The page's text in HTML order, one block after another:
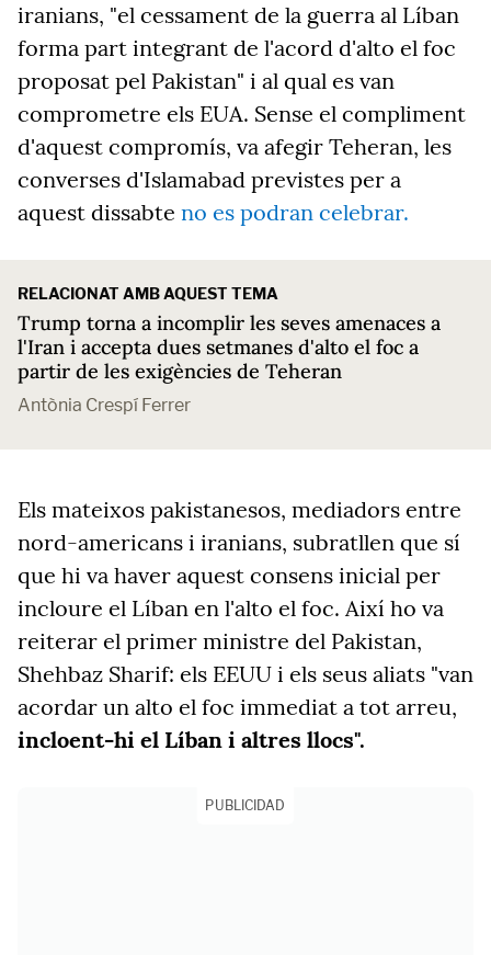
iranians, "el cessament de la guerra al Líban
forma part integrant de l'acord d'alto el foc
proposat pel Pakistan" i al qual es van
comprometre els EUA. Sense el compliment
d'aquest compromís, va afegir Teheran, les
converses d'Islamabad previstes per a
aquest dissabte no es podran celebrar.
RELACIONAT AMB AQUEST TEMA
Trump torna a incomplir les seves amenaces a
l'Iran i accepta dues setmanes d'alto el foc a
partir de les exigències de Teheran
Antònia Crespí Ferrer
Els mateixos pakistanesos, mediadors entre
nord-americans i iranians, subratllen que sí
que hi va haver aquest consens inicial per
incloure el Líban en l'alto el foc. Així ho va
reiterar el primer ministre del Pakistan,
Shehbaz Sharif: els EEUU i els seus aliats "van
acordar un alto el foc immediat a tot arreu,
incloent-hi el Líban i altres llocs".
PUBLICIDAD